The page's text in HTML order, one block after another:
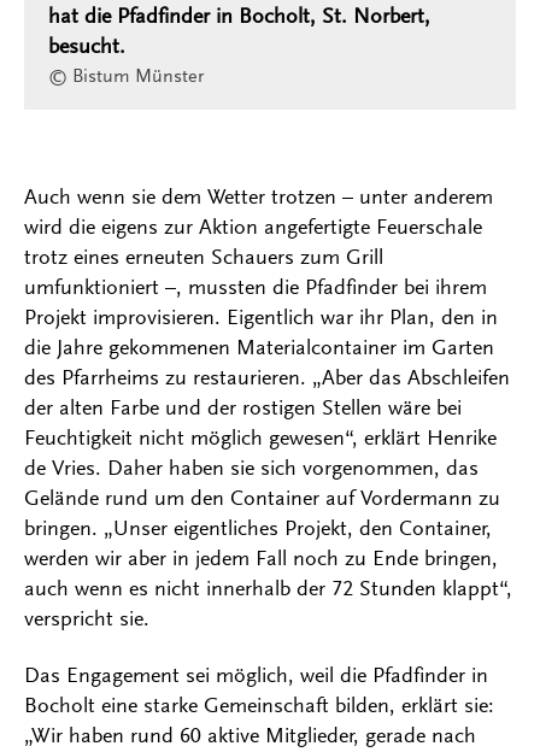
hat die Pfadfinder in Bocholt, St. Norbert,
besucht.
© Bistum Münster
Auch wenn sie dem Wetter trotzen – unter anderem
wird die eigens zur Aktion angefertigte Feuerschale
trotz eines erneuten Schauers zum Grill
umfunktioniert –, mussten die Pfadfinder bei ihrem
Projekt improvisieren. Eigentlich war ihr Plan, den in
die Jahre gekommenen Materialcontainer im Garten
des Pfarrheims zu restaurieren. „Aber das Abschleifen
der alten Farbe und der rostigen Stellen wäre bei
Feuchtigkeit nicht möglich gewesen“, erklärt Henrike
de Vries. Daher haben sie sich vorgenommen, das
Gelände rund um den Container auf Vordermann zu
bringen. „Unser eigentliches Projekt, den Container,
werden wir aber in jedem Fall noch zu Ende bringen,
auch wenn es nicht innerhalb der 72 Stunden klappt“,
verspricht sie.
Das Engagement sei möglich, weil die Pfadfinder in
Bocholt eine starke Gemeinschaft bilden, erklärt sie:
„Wir haben rund 60 aktive Mitglieder, gerade nach